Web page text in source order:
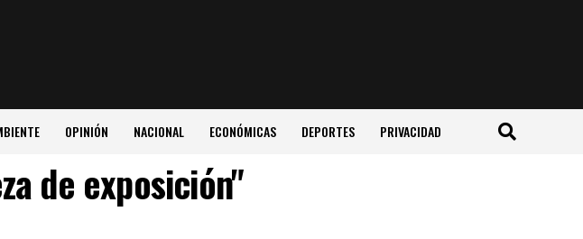
OPINIÓN NACIONAL ECONÓMICAS DEPORTES PRIVACIDAD
de exposición"